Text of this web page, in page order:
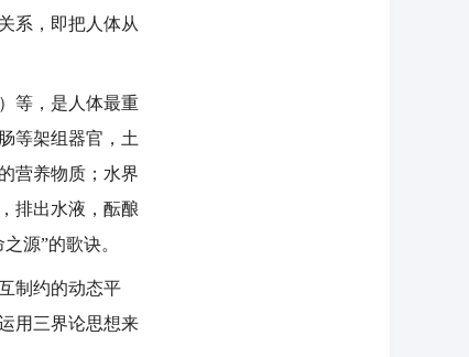
系，即把人体从
等，是人体最重
等架组器官，土
营养物质；水界
排出水液，酝酿
源”的歌诀。
制约的动态平
用三界论思想来